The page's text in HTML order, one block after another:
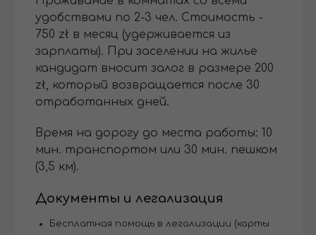
удобствами по 2-3 чел. Стоимость -
750 zł в месяц (удерживается из
зарплаты). При заселении на жилье
кандидат вносит залог в размере 200
zł, который возвращается после 30
отработанных дней.
Время на дорогу до места работы: 10
мин. транспортом или 30 мин. пешком
(3,5 км).
Документы и легализация
Бесплатная помощь в легализации (карты